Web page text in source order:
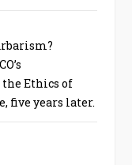
Ethics of
five years later.